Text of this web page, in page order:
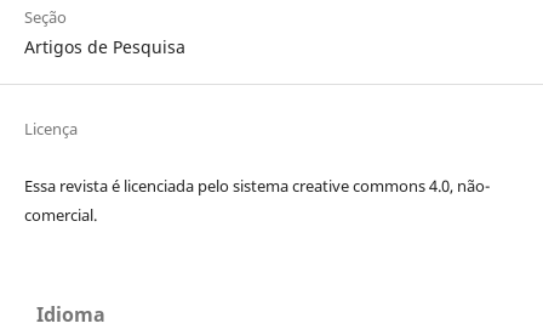
Seção
Artigos de Pesquisa
Licença
Essa revista é licenciada pelo sistema creative commons 4.0, não-
comercial.
Idioma